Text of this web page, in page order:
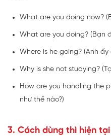
What are you doing now?
What are you doing? (Bạn
Where is he going? (Anh
Why is she not studying?
How are you handling the
như thế nào?)
3. Cách dùng thì hiện